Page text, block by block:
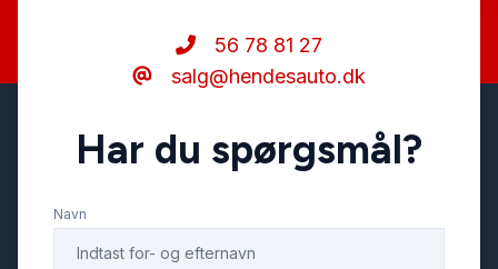
56 78 81 27
salg@hendesauto.dk
Har du spørgsmål?
Navn